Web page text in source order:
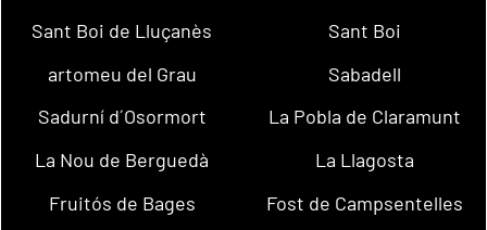
Sant Boi de Lluçanès
Sant Boi
artomeu del Grau
Sabadell
Sadurní d´Osormort
La Pobla de Claramunt
La Nou de Berguedà
La Llagosta
Fruitós de Bages
Fost de Campsentelles